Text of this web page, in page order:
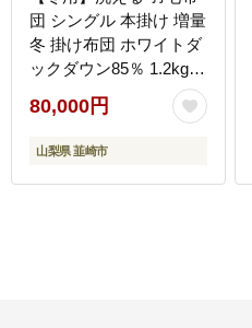
団 シングル 本掛け 増量
冬 掛け布団 ホワイトダ
ックダウン85％ 1.2kg
350dp ネイビー 4つ星
エクセルゴールドラベ
ル 無地 羽毛 布団 羽毛
ンケット 寝具 掛布団 羽
80,000円
山梨県 韮崎市